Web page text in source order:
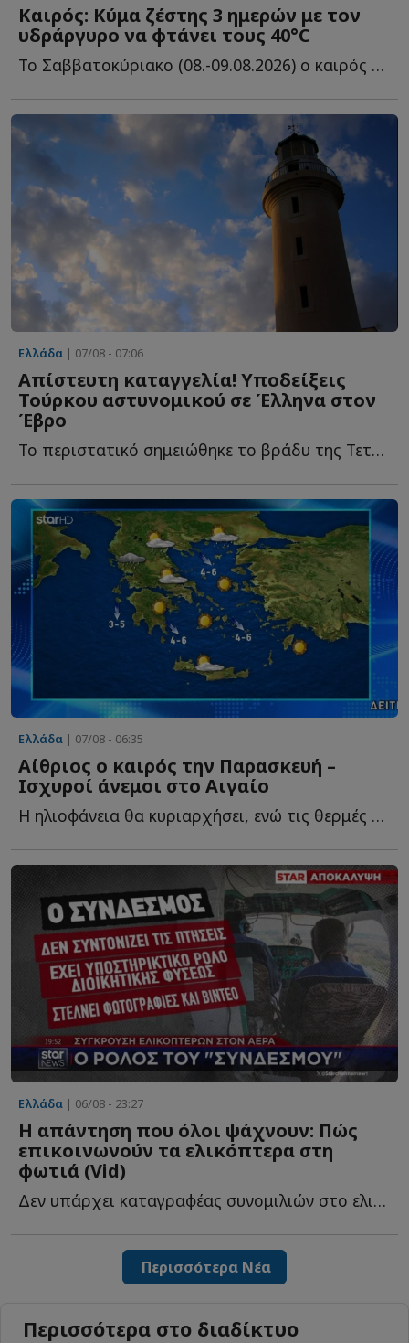
Καιρός: Κύμα ζέστης 3 ημερών με τον
υδράργυρο να φτάνει τους 40°C
Το Σαββατοκύριακο (08.-09.08.2026) ο καιρός θα παραμείνει μ...
Ελλάδα | 07/08 - 07:06
Απίστευτη καταγγελία! Υποδείξεις
Τούρκου αστυνομικού σε Έλληνα στον
Έβρο
Το περιστατικό σημειώθηκε το βράδυ της Τετάρτης στην ο...
Ελλάδα | 07/08 - 06:35
Αίθριος ο καιρός την Παρασκευή –
Ισχυροί άνεμοι στο Αιγαίο
Η ηλιοφάνεια θα κυριαρχήσει, ενώ τις θερμές ώρες της η...
Ελλάδα | 06/08 - 23:27
Η απάντηση που όλοι ψάχνουν: Πώς
επικοινωνούν τα ελικόπτερα στη
φωτιά (Vid)
Δεν υπάρχει καταγραφέας συνομιλιών στο ελικόπτερο, α...
Περισσότερα Νέα
Περισσότερα στο διαδίκτυο